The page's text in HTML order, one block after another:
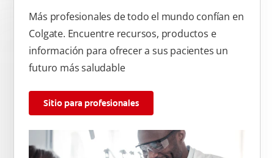
Más profesionales de todo el mundo confían en
Colgate. Encuentre recursos, productos e
información para ofrecer a sus pacientes un
futuro más saludable
Sitio para profesionales